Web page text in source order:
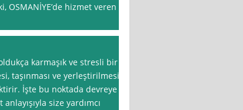
OSMANİYE’de hizmet veren
karmaşık ve stresli bir
taşınması ve yerleştirilmesi
İşte bu noktada devreye
size yardımcı